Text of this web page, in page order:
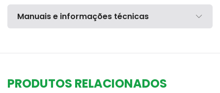
Manuais e informações técnicas
PRODUTOS RELACIONADOS